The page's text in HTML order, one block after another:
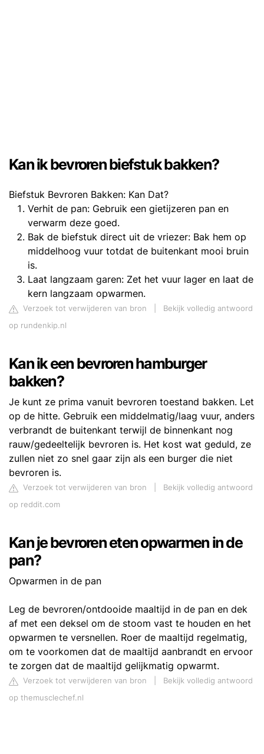
Kan ik bevroren biefstuk bakken?
Biefstuk Bevroren Bakken: Kan Dat?
Verhit de pan: Gebruik een gietijzeren pan en
verwarm deze goed.
Bak de biefstuk direct uit de vriezer: Bak hem op
middelhoog vuur totdat de buitenkant mooi bruin
is.
Laat langzaam garen: Zet het vuur lager en laat de
kern langzaam opwarmen.
Verzoek tot verwijderen van bron
Bekijk volledig antwoord
op rundenkip.nl
Kan ik een bevroren hamburger
bakken?
Je kunt ze prima vanuit bevroren toestand bakken. Let
op de hitte. Gebruik een middelmatig/laag vuur, anders
verbrandt de buitenkant terwijl de binnenkant nog
rauw/gedeeltelijk bevroren is. Het kost wat geduld, ze
zullen niet zo snel gaar zijn als een burger die niet
bevroren is.
Verzoek tot verwijderen van bron
Bekijk volledig antwoord
op reddit.com
Kan je bevroren eten opwarmen in de
pan?
Opwarmen in de pan
Leg de bevroren/ontdooide maaltijd in de pan en dek
af met een deksel om de stoom vast te houden en het
opwarmen te versnellen. Roer de maaltijd regelmatig,
om te voorkomen dat de maaltijd aanbrandt en ervoor
te zorgen dat de maaltijd gelijkmatig opwarmt.
Verzoek tot verwijderen van bron
Bekijk volledig antwoord
op themusclechef.nl